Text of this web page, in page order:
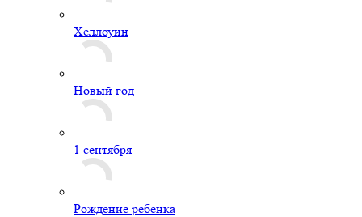
Хеллоуин
Новый год
1 сентября
Рождение ребенка